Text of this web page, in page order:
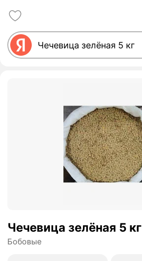
Чечевица зелёная 5 кг
Бобовые